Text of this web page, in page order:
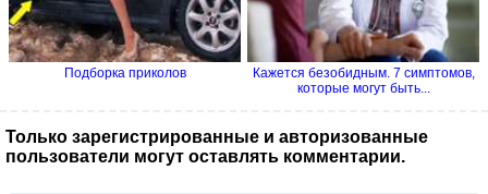
Подборка приколов
Кажется безобидным. 7 симптомов,
которые могут быть...
Только зарегистрированные и авторизованные
пользователи могут оставлять комментарии.